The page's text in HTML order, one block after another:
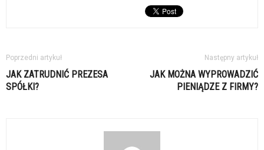
Poprzedni artykuł
JAK ZATRUDNIĆ PREZESA
SPÓŁKI?
Następny artykuł
JAK MOŻNA WYPROWADZIĆ
PIENIĄDZE Z FIRMY?